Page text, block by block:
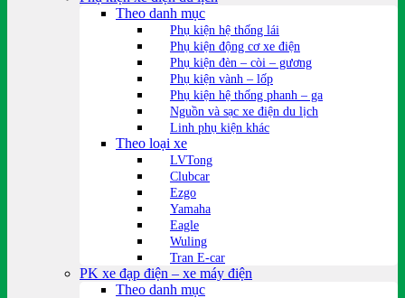
Theo danh mục
Phụ kiện hệ thống lái
Phụ kiện động cơ xe điện
Phụ kiện đèn – còi – gương
Phụ kiện vành – lốp
Phụ kiện hệ thống phanh – ga
Nguồn và sạc xe điện du lịch
Linh phụ kiện khác
Theo loại xe
LVTong
Clubcar
Ezgo
Yamaha
Eagle
Wuling
Tran E-car
PK xe đạp điện – xe máy điện
Theo danh mục